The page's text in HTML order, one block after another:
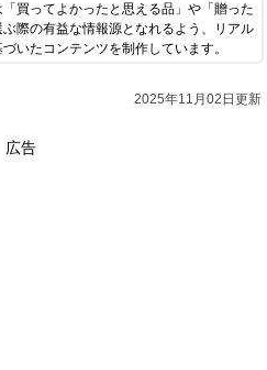
買ってよかったと思える品」や「贈った
際の有益な情報源となれるよう、リアル
いたコンテンツを制作しています。
2025年11月02日更新
広告